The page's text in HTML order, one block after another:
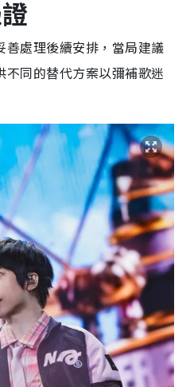
處理後續安排，當局建議
同的替代方案以彌補歌迷